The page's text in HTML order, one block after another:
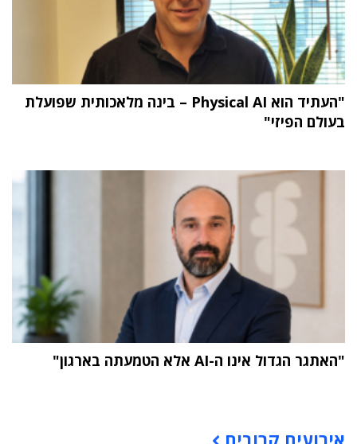
"העתיד הוא Physical AI – בינה מלאכותית שפועלת
בעולם הפיזי"
"האתגר הגדול אינו ה-AI אלא הטמעתה בארגון"
אירועים קרובים